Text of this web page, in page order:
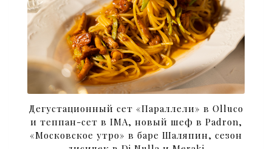
Дегустационный сет «Параллели» в Olluco
и теппан-сет в IMA, новый шеф в Padron,
«Московское утро» в баре Шаляпин, сезон